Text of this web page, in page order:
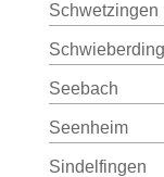
Schwetzingen
Seebach
Seenheim
Sindelfingen